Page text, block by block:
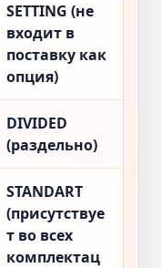
SETTING (не
входит в
поставку как
опция)
DIVIDED
(раздельно)
STANDART
(присутствуе
т во всех
комплектац